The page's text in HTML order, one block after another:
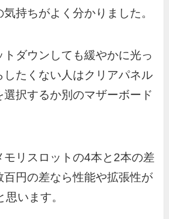
持ちがよく分かりました。
ダウンしても緩やかに光っ
したくない人はクリアパネル
択するか別のマザーボード
モリスロットの4本と2本の差
百円の差なら性能や拡張性が
います。